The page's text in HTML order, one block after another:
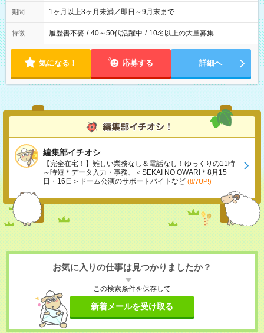
期間 1ヶ月以上3ヶ月未満／即日～9月末まで
特徴 履歴書不要 / 40～50代活躍中 / 10名以上の大量募集
気になる！ 応募する 詳細へ
編集部イチオシ
【完全在宅！】難しい業務なし＆電話なし！ゆっくりの11時
～時短＊データ入力・事務、＜SEKAI NO OWARI＊8月15
日・16日＞ドーム公演のサポートバイトなど (8/7UP!)
お気に入りの仕事は見つかりましたか？
この検索条件を保存して
新着メールを受け取る